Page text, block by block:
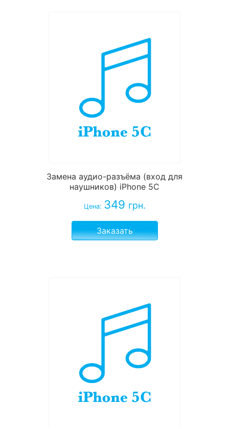
Замена аудио-разъёма (вход для
наушников) iPhone 5C
Цена: 349 грн.
Заказать